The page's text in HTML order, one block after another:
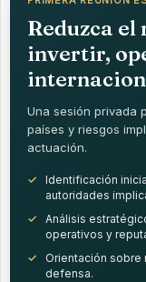
Reduzca
invertir,
Una sesión privada
países y riesgos
actuación.
Identificación
autoridades
Análisis
operativos y
Orientación sobre
defensa.